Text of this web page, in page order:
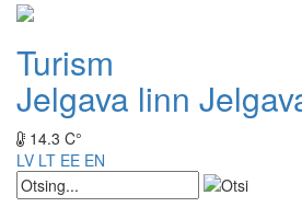
Turism
Jelgava linn
14.3 C°
LV LT EE EN